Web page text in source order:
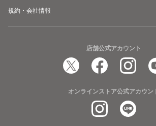
規約・会社情報
店舗公式アカウント
オンラインストア公式アカウン